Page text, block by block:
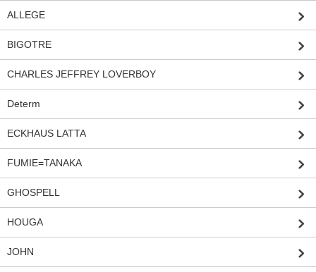
ALLEGE
BIGOTRE
CHARLES JEFFREY LOVERBOY
Determ
ECKHAUS LATTA
FUMIE=TANAKA
GHOSPELL
HOUGA
JOHN